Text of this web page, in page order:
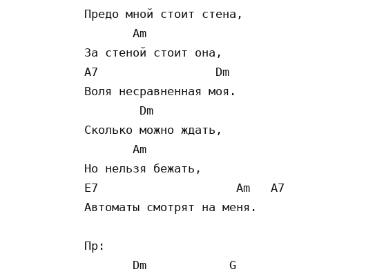
Предо мной стоит стена,
       Am
За стеной стоит она,
A7                 Dm
Воля несравненная моя.
        Dm
Сколько можно ждать,
       Am
Но нельзя бежать,
E7                    Am   A7
Автоматы смотрят на меня.
Пр:
       Dm            G